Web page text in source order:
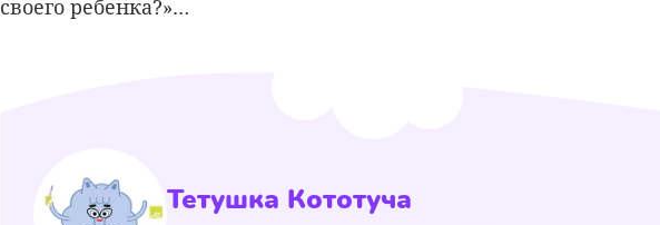
своего ребенка?»…
Тетушка Кототуча